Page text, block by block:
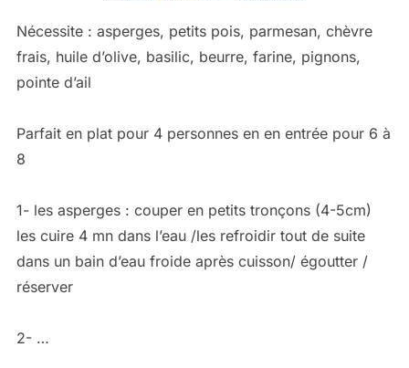
Nécessite : asperges, petits pois, parmesan, chèvre
frais, huile d’olive, basilic, beurre, farine, pignons,
pointe d’ail
Parfait en plat pour 4 personnes en en entrée pour 6 à
8
1- les asperges : couper en petits tronçons (4-5cm)
les cuire 4 mn dans l’eau /les refroidir tout de suite
dans un bain d’eau froide après cuisson/ égoutter /
réserver
2- …